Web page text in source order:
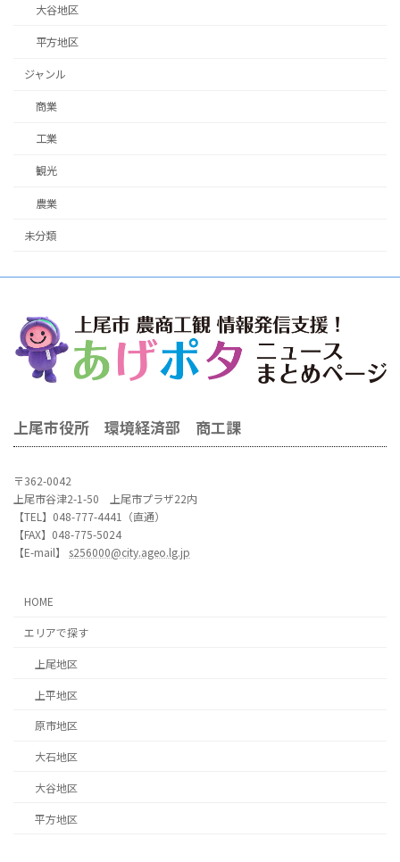
大谷地区
平方地区
ジャンル
商業
工業
観光
農業
未分類
上尾市役所 環境経済部 商工課
〒362-0042
上尾市谷津2-1-50 上尾市プラザ22内
【TEL】048-777-4441（直通）
【FAX】048-775-5024
【E-mail】 s256000@city.ageo.lg.jp
HOME
エリアで探す
上尾地区
上平地区
原市地区
大石地区
大谷地区
平方地区